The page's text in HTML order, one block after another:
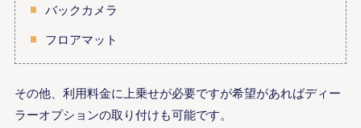
バックカメラ
フロアマット
その他、利用料金に上乗せが必要ですが希望があればディー
ラーオプションの取り付けも可能です。